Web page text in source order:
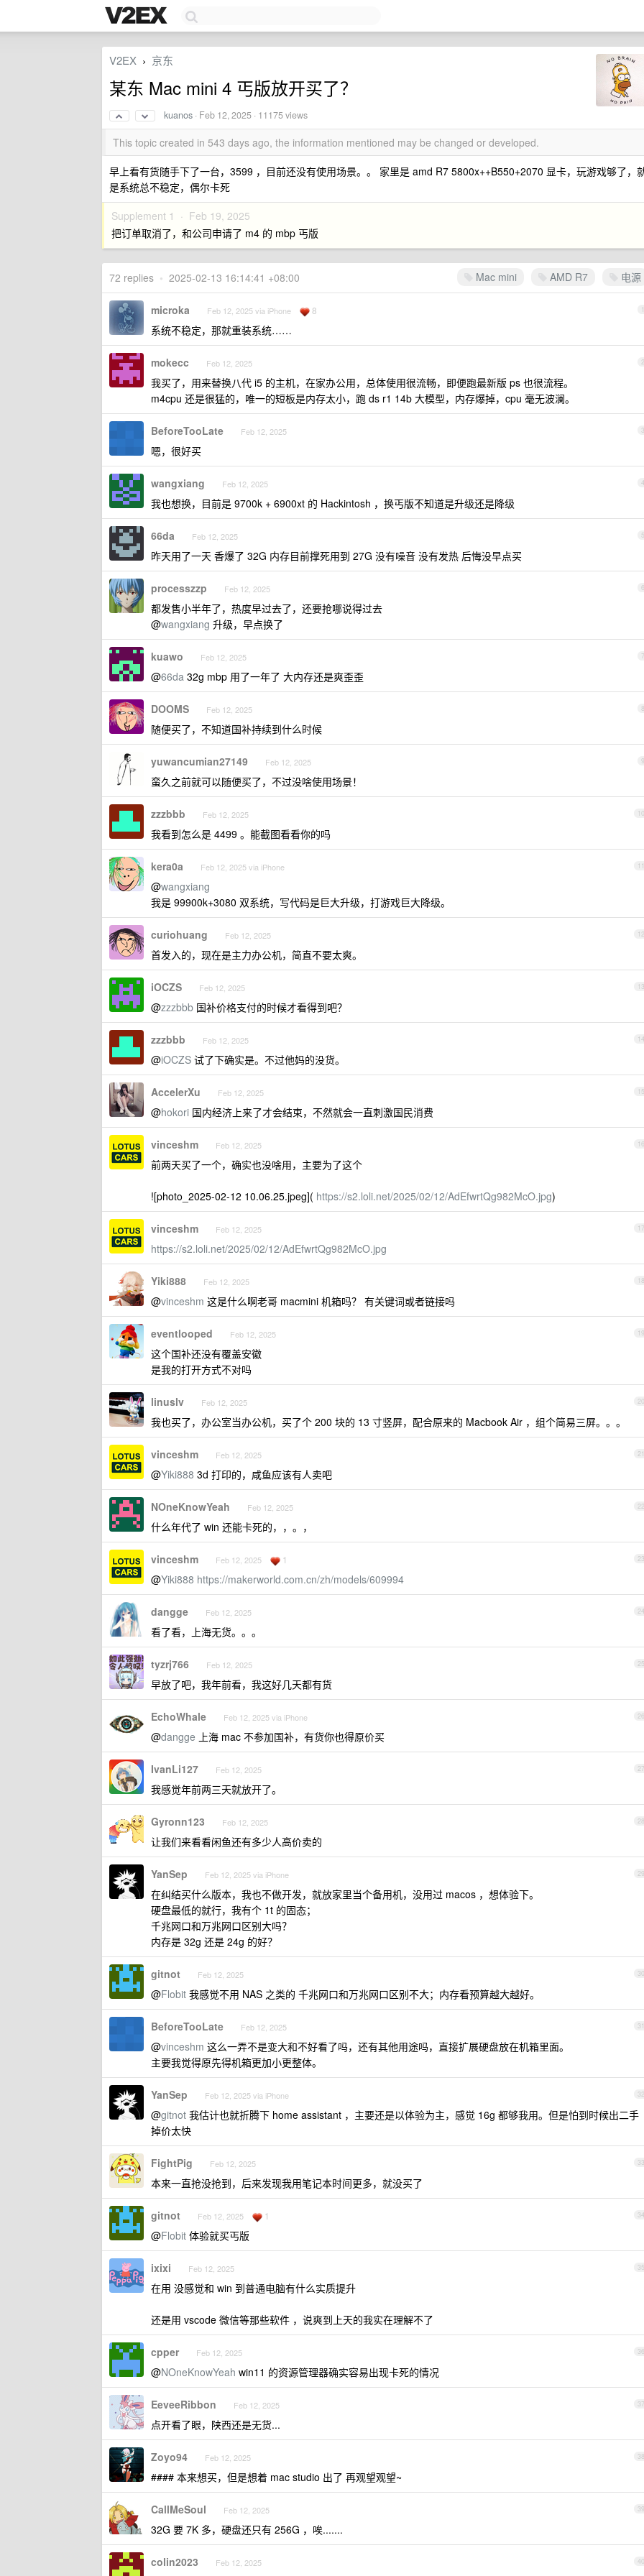
V2EX › 京东
某东 Mac mini 4 丐版放开买了？
kuanos · Feb 12, 2025 · 11175 views
This topic created in 543 days ago, the information mentioned may be changed or developed.
早上看有货随手下了一台，3599 ，目前还没有使用场景。。 家里是 amd R7 5800x++B550+2070 显卡，玩游戏够了，
是系统总不稳定，偶尔卡死
Supplement 1 · Feb 19, 2025
把订单取消了，和公司申请了 m4 的 mbp 丐版
Mac mini AMD R7 电源
72 replies • 2025-02-13 16:14:41 +08:00
1
microka Feb 12, 2025 via iPhone 8
系统不稳定，那就重装系统……
2
mokecc Feb 12, 2025
我买了，用来替换八代 i5 的主机，在家办公用，总体使用很流畅，即便跑最新版 ps 也很流程。
m4cpu 还是很猛的，唯一的短板是内存太小，跑 ds r1 14b 大模型，内存爆掉，cpu 毫无波澜。
3
BeforeTooLate Feb 12, 2025
嗯，很好买
4
wangxiang Feb 12, 2025
我也想换，目前是 9700k + 6900xt 的 Hackintosh ，换丐版不知道是升级还是降级
5
66da Feb 12, 2025
昨天用了一天 香爆了 32G 内存目前撑死用到 27G 没有噪音 没有发热 后悔没早点买
6
processzzp Feb 12, 2025
都发售小半年了，热度早过去了，还要抢哪说得过去
@wangxiang 升级，早点换了
7
kuawo Feb 12, 2025
@66da 32g mbp 用了一年了 大内存还是爽歪歪
8
DOOMS Feb 12, 2025
随便买了，不知道国补持续到什么时候
9
yuwancumian27149 Feb 12, 2025
蛮久之前就可以随便买了，不过没啥使用场景！
10
zzzbbb Feb 12, 2025
我看到怎么是 4499 。能截图看看你的吗
11
kera0a Feb 12, 2025 via iPhone
@wangxiang
我是 99900k+3080 双系统，写代码是巨大升级，打游戏巨大降级。
12
curiohuang Feb 12, 2025
首发入的，现在是主力办公机，简直不要太爽。
13
iOCZS Feb 12, 2025
@zzzbbb 国补价格支付的时候才看得到吧？
14
zzzbbb Feb 12, 2025
@iOCZS 试了下确实是。不过他妈的没货。
15
AccelerXu Feb 12, 2025
@hokori 国内经济上来了才会结束，不然就会一直刺激国民消费
16
vinceshm Feb 12, 2025
前两天买了一个，确实也没啥用，主要为了这个
![photo_2025-02-12 10.06.25.jpeg]( https://s2.loli.net/2025/02/12/AdEfwrtQg982McO.jpg)
17
vinceshm Feb 12, 2025
https://s2.loli.net/2025/02/12/AdEfwrtQg982McO.jpg
18
Yiki888 Feb 12, 2025
@vinceshm 这是什么啊老哥 macmini 机箱吗？ 有关键词或者链接吗
19
eventlooped Feb 12, 2025
这个国补还没有覆盖安徽
是我的打开方式不对吗
20
linuslv Feb 12, 2025
我也买了，办公室当办公机，买了个 200 块的 13 寸竖屏，配合原来的 Macbook Air ，组个简易三屏。。。
21
vinceshm Feb 12, 2025
@Yiki888 3d 打印的，咸鱼应该有人卖吧
22
NOneKnowYeah Feb 12, 2025
什么年代了 win 还能卡死的，，。，
23
vinceshm Feb 12, 2025 1
@Yiki888 https://makerworld.com.cn/zh/models/609994
24
dangge Feb 12, 2025
看了看，上海无货。。。
25
tyzrj766 Feb 12, 2025
早放了吧，我年前看，我这好几天都有货
26
EchoWhale Feb 12, 2025 via iPhone
@dangge 上海 mac 不参加国补，有货你也得原价买
27
IvanLi127 Feb 12, 2025
我感觉年前两三天就放开了。
28
Gyronn123 Feb 12, 2025
让我们来看看闲鱼还有多少人高价卖的
29
YanSep Feb 12, 2025 via iPhone
在纠结买什么版本，我也不做开发，就放家里当个备用机，没用过 macos ，想体验下。
硬盘最低的就行，我有个 1t 的固态；
千兆网口和万兆网口区别大吗？
内存是 32g 还是 24g 的好？
30
gitnot Feb 12, 2025
@Flobit 我感觉不用 NAS 之类的 千兆网口和万兆网口区别不大；内存看预算越大越好。
31
BeforeTooLate Feb 12, 2025
@vinceshm 这么一弄不是变大和不好看了吗，还有其他用途吗，直接扩展硬盘放在机箱里面。
主要我觉得原先得机箱更加小更整体。
32
YanSep Feb 12, 2025 via iPhone
@gitnot 我估计也就折腾下 home assistant ，主要还是以体验为主，感觉 16g 都够我用。但是怕到时候出二手
掉价太快
33
FightPig Feb 12, 2025
本来一直抢没抢到，后来发现我用笔记本时间更多，就没买了
34
gitnot Feb 12, 2025 1
@Flobit 体验就买丐版
35
ixixi Feb 12, 2025
在用 没感觉和 win 到普通电脑有什么实质提升
还是用 vscode 微信等那些软件 ，说爽到上天的我实在理解不了
36
cpper Feb 12, 2025
@NOneKnowYeah win11 的资源管理器确实容易出现卡死的情况
37
EeveeRibbon Feb 12, 2025
点开看了眼，陕西还是无货...
38
Zoyo94 Feb 12, 2025
#### 本来想买，但是想着 mac studio 出了 再观望观望~
39
CallMeSoul Feb 12, 2025
32G 要 7K 多，硬盘还只有 256G ，唉.......
40
colin2023 Feb 12, 2025